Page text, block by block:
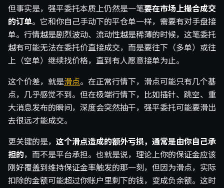
但事实是，强平委托本质上仍然是一笔要在市场上撮合成交
的订单。它和你自己手动下的平仓单一样，需要有对手盘接
单。行情越是剧烈波动、流动性越是稀薄的时候，这笔委托
越有可能无法在委托价直接成交，而是要往下（多单）或往
上（空单）继续找价格，直到有人愿意接单为止。
这个价差，就是滑点。在正常行情下，滑点可能只有几个基
点，几乎感觉不到。但在极端行情下，比如插针、跳空、重
大消息发布的瞬间，深度会突然抽干，强平委托可能要滑出
去很远才能成交。
更关键的是， 这个滑点造成的额外亏损，通常是由你自己承
担的，而不是平台承担。也就是说，理论上你的保证金应该
刚好覆盖到维持保证金率触发的那一刻，但因为滑点，实际
扣除的金额可能超过你账户里剩下的钱，变成负余额。这时